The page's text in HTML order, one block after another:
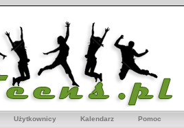
Użytkownicy Kalendarz Pomoc